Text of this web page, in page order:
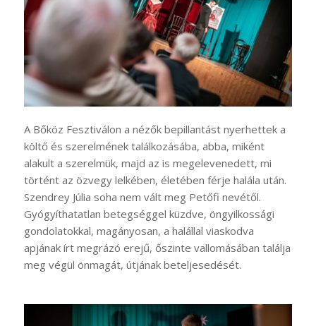
A Bőköz Fesztiválon a nézők bepillantást nyerhettek a
költő és szerelmének találkozásába, abba, miként
alakult a szerelmük, majd az is megelevenedett, mi
történt az özvegy lelkében, életében férje halála után.
Szendrey Júlia soha nem vált meg Petőfi nevétől.
Gyógyíthatatlan betegséggel küzdve, öngyilkossági
gondolatokkal, magányosan, a halállal viaskodva
apjának írt megrázó erejű, őszinte vallomásában találja
meg végül önmagát, útjának beteljesedését.